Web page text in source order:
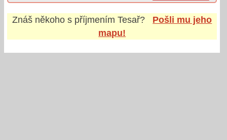
Znáš někoho s příjmenímTesař?
Pošli mu jeho
mapu!